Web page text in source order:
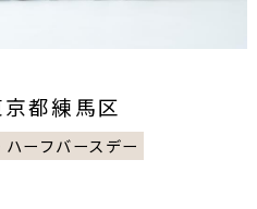
都練馬区
ーフバースデー